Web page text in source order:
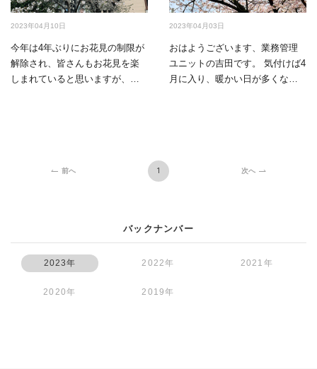
2023年04月10日
今年は4年ぶりにお花見の制限が
解除され、皆さんもお花見を楽
しまれていると思いますが、弊
2023年04月03日
おはようございます、業務管理
ユニットの吉田です。 気付けば4
月に入り、暖かい日が多くなり
前へ 1 次へ
バックナンバー
2023年 2022年 2021年
2020年 2019年